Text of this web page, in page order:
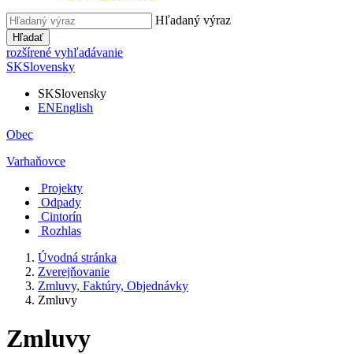
Hľadaný výraz
Hľadať
rozšírené vyhľadávanie
SKSlovensky
SKSlovensky
ENEnglish
Obec
Varhaňovce
Projekty
Odpady
Cintorín
Rozhlas
Úvodná stránka
Zverejňovanie
Zmluvy, Faktúry, Objednávky
Zmluvy
Zmluvy